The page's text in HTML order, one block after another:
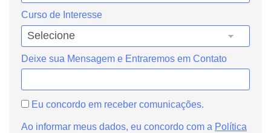
Curso de Interesse
Deixe sua Mensagem e Entraremos em Contato
Eu concordo em receber comunicações.
Ao informar meus dados, eu concordo com a Política